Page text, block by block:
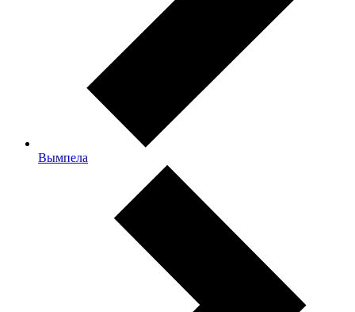
Вымпела